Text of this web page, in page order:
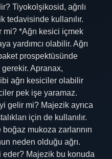
Tiyokolşikosid, ağrılı
tedavisinde kullanılır.
*Ağrı kesici içmek
yardımcı olabilir. Ağrı
prospektüsünde
Apranax,
ağrı kesiciler olabilir
pek işe yaramaz.
gelir mi? Majezik ayrıca
için de kullanılır.
mukoza zarlarının
neden olduğu ağrı.
eder? Majezik bu konuda